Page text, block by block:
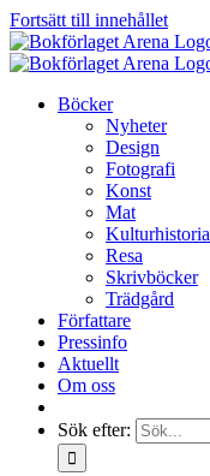
Fortsätt till innehållet
Böcker
Nyheter
Design
Fotografi
Konst
Mat
Kulturhistoria
Resa
Skrivböcker
Trädgård
Författare
Pressinfo
Aktuellt
Om oss
Sök efter: